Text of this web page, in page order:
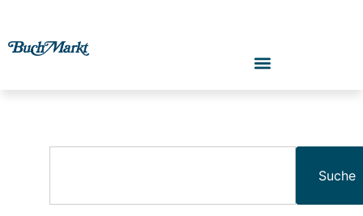
Suche